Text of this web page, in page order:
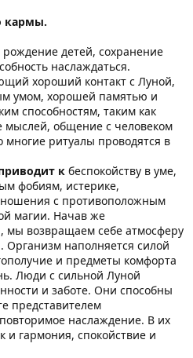
кармы.
рождение детей, сохранение
наслаждаться.
хороший контакт с Луной,
умом, хорошей памятью и
способностям, таким как
мыслей, общение с человеком
многие ритуалы проводятся в
к беспокойству в уме,
фобиям, истерике,
с противоположным
магии. Начав же
мы возвращаем себе атмосферу
Организм наполняется силой
и предметы комфорта
Люди с сильной Луной
и заботе. Они способны
представителем
наслаждение. В их
и гармония, спокойствие и